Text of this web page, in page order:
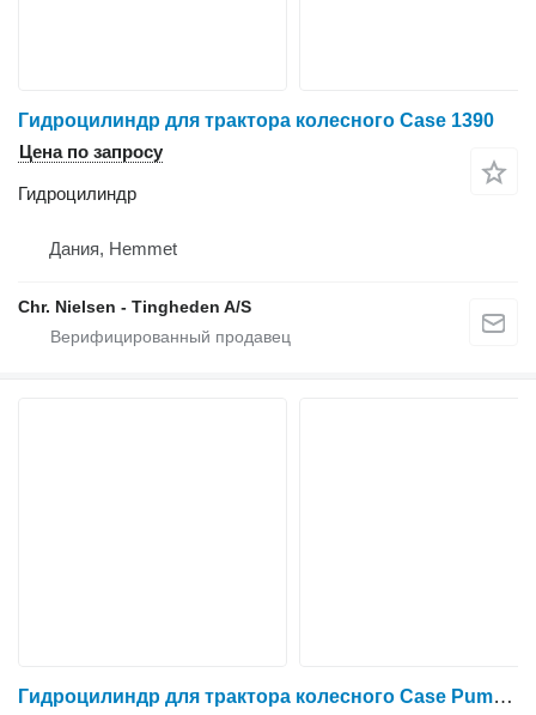
Гидроцилиндр для трактора колесного Case 1390
Цена по запросу
Гидроцилиндр
Дания, Hemmet
Chr. Nielsen - Tingheden A/S
Гидроцилиндр для трактора колесного Case Puma 240 CVX